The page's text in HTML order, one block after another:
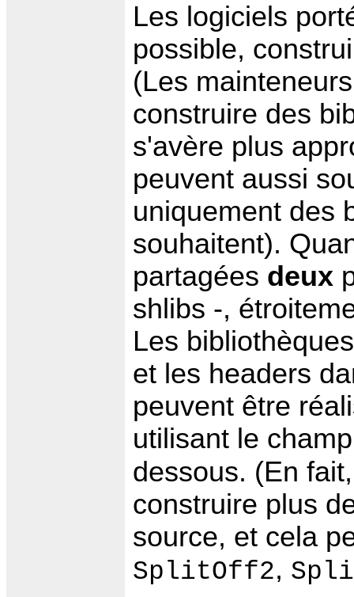
Les logiciels
possible,
(Les
construire des
s'avère plus
peuvent aussi
uniquement des
souhaitent).
partagées deux
shlibs -,
Les
et les headers
peuvent être
utilisant le
dessous. (En
construire plus
source, et cela
SplitOff2,